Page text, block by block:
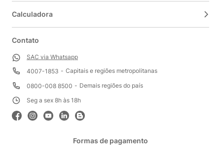
Calculadora
Contato
SAC via Whatsapp
4007-1853
Capitais e regiões metropolitanas
0800-008 8500
Demais regiões do país
Seg a sex 8h às 18h
Formas de pagamento